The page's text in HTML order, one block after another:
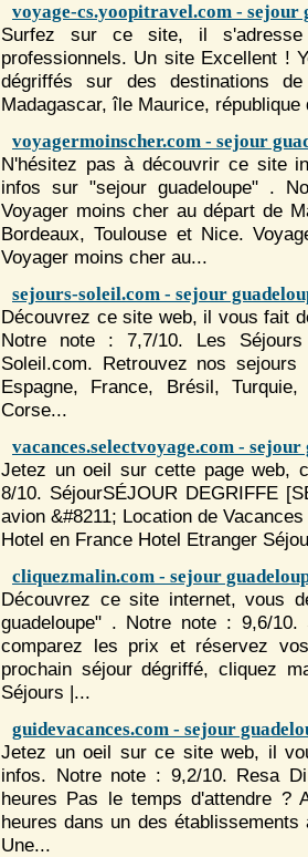
voyage-cs.yoopitravel.com - sejour
Surfez sur ce site, il
professionnels. Un site Excellent !
dégriffés sur des destinations
Madagascar, île Maurice,
voyagermoinscher.com - sejour
N'hésitez pas à découvrir ce site
infos sur "sejour guadeloupe" .
Voyager moins cher au départ de
Bordeaux, Toulouse et Nice.
Voyager moins cher au...
sejours-soleil.com - sejour
Découvrez ce site web, il vous fait
Notre note : 7,7/10. Les Séjours
Soleil.com. Retrouvez nos sejours
Espagne, France, Brésil,
Corse...
vacances.selectvoyage.com - sejour
Jetez un oeil sur cette page web,
8/10. SéjourSÉJOUR DEGRIFFE
avion &#8211; Location de
Hotel en France Hotel Etranger
cliquezmalin.com - sejour
Découvrez ce site internet, vous
guadeloupe" . Notre note : 9,6/10.
comparez les prix et réservez
prochain séjourdégriffé, cliquez
Séjours |...
guidevacances.com - sejour
Jetez un oeil sur ce site web, il
infos. Notre note : 9,2/10. Resa
heures Pas le temps d'attendre ?
heures dans un des
Une...